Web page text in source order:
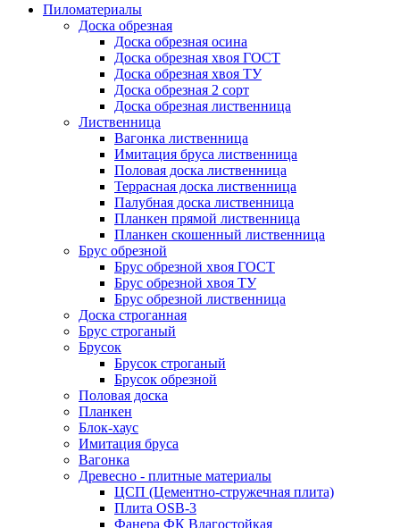
Пиломатериалы
Доска обрезная
Доска обрезная осина
Доска обрезная хвоя ГОСТ
Доска обрезная хвоя ТУ
Доска обрезная 2 сорт
Доска обрезная лиственница
Лиственница
Вагонка лиственница
Имитация бруса лиственница
Половая доска лиственница
Террасная доска лиственница
Палубная доска лиственница
Планкен прямой лиственница
Планкен скошенный лиственница
Брус обрезной
Брус обрезной хвоя ГОСТ
Брус обрезной хвоя ТУ
Брус обрезной лиственница
Доска строганная
Брус строганый
Брусок
Брусок строганый
Брусок обрезной
Половая доска
Планкен
Блок-хаус
Имитация бруса
Вагонка
Древесно - плитные материалы
ЦСП (Цементно-стружечная плита)
Плита OSB-3
Фанера ФК Влагостойкая